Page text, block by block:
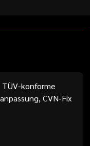
konforme
CVN-Fix